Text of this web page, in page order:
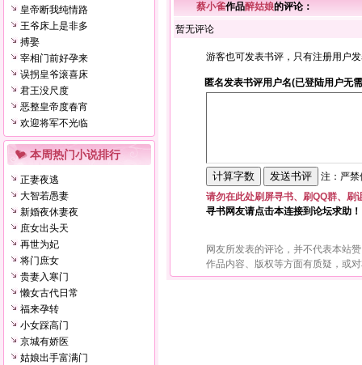
皇帝断我纯情路
王爷床上是非多
搏娶
宰相门前好孕来
误拐皇爷滚喜床
君王没尺度
恶整皇帝度春宵
欢迎将军不光临
本周热门小说排行
正妻夜逃
大智若愚妻
新婚夜休妻夜
庶女出头天
再世为妃
将门庶女
贵妻入寒门
懒女古代日常
福来孕转
小女踩高门
京城有娇医
姑娘出手富满门
蔡小雀作品醉姑娘的评论：
暂无评论
游客也可发表书评，只有注册用户
匿名发表书评用户名(已登陆用户无
注：严
请勿在此处刷屏寻书、刷QQ群、刷
寻书网友请点击本连接到论坛求助！
网友所发表的评论，并不代表本站
作品内容、版权等方面有质疑，或